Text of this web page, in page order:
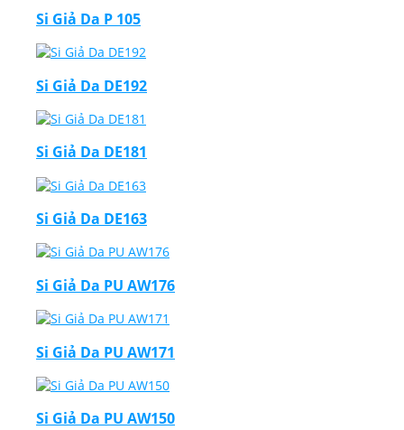
Si Giả Da P 105
Si Giả Da DE192
Si Giả Da DE181
Si Giả Da DE163
Si Giả Da PU AW176
Si Giả Da PU AW171
Si Giả Da PU AW150